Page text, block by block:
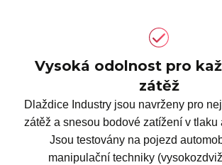
Vysoká odolnost pro
zátěž
Dlaždice Industry jsou navrženy pro
zátěž a snesou bodové zatížení v tlaku
Jsou testovány na pojezd
manipulační techniky